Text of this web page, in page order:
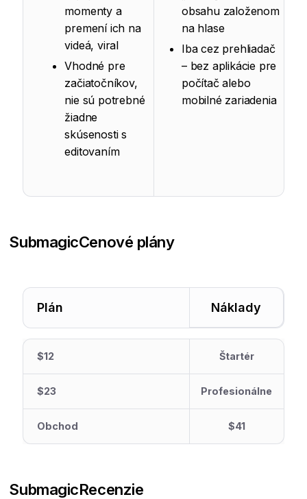
momenty a
premení ich na
videá, viral
Vhodné pre
začiatočníkov,
nie sú potrebné
žiadne
skúsenosti s
editovaním
obsahu založenom
na hlase
Iba cez prehliadač
– bez aplikácie pre
počítač alebo
mobilné zariadenia
SubmagicCenové plány
Plán Náklady
$12 Štartér
$23 Profesionálne
Obchod $41
SubmagicRecenzie